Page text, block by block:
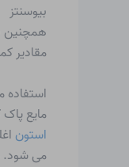
بیوسنتز
همچنین
مقادیر
استفاده
مایع پاک
استون
می شود.